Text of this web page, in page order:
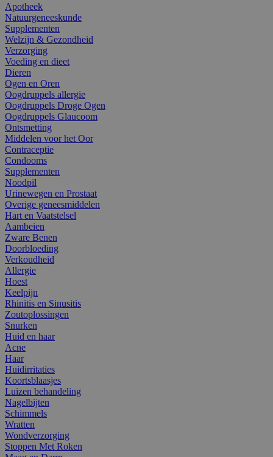
Apotheek
Natuurgeneeskunde
Supplementen
Welzijn & Gezondheid
Verzorging
Voeding en dieet
Dieren
Ogen en Oren
Oogdruppels allergie
Oogdruppels Droge Ogen
Oogdruppels Glaucoom
Ontsmetting
Middelen voor het Oor
Contraceptie
Condooms
Supplementen
Noodpil
Urinewegen en Prostaat
Overige geneesmiddelen
Hart en Vaatstelsel
Aambeien
Zware Benen
Doorbloeding
Verkoudheid
Allergie
Hoest
Keelpijn
Rhinitis en Sinusitis
Zoutoplossingen
Snurken
Huid en haar
Acne
Haar
Huidirritaties
Koortsblaasjes
Luizen behandeling
Nagelbijten
Schimmels
Wratten
Wondverzorging
Stoppen Met Roken